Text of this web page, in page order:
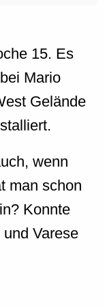
15. Es
Mario
Gelände
wenn
man schon
Konnte
Varese